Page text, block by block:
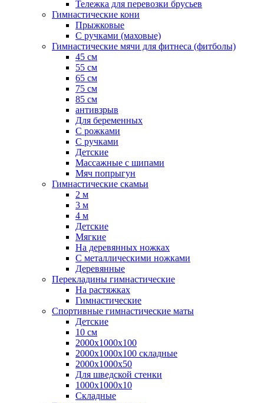
Тележка для перевозки брусьев
Гимнастические кони
Прыжковые
С ручками (маховые)
Гимнастические мячи для фитнеса (фитболы)
45 см
55 см
65 см
75 см
85 см
антивзрыв
Для беременных
С рожками
С ручками
Детские
Массажные с шипами
Мяч попрыгун
Гимнастические скамьи
2 м
3 м
4 м
Детские
Мягкие
На деревянных ножках
С металлическими ножками
Деревянные
Перекладины гимнастические
На растяжках
Гимнастические
Спортивные гимнастические маты
Детские
10 см
2000х1000х100
2000х1000х100 складные
2000х1000х50
Для шведской стенки
1000х1000х10
Складные